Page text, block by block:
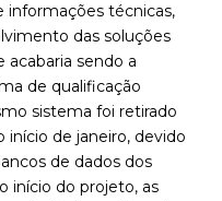
informações técnicas,
das soluções
acabaria sendo a
de qualificação
sistema foi retirado
início de janeiro, devido
de dados dos
início do projeto, as